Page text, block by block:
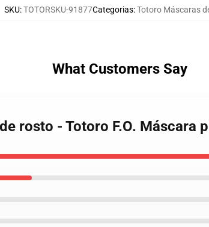
SKU:TOTORSKU-91877Categorias:Totoro Máscaras
What Customers Say
rosto - Totoro F.O. Máscara